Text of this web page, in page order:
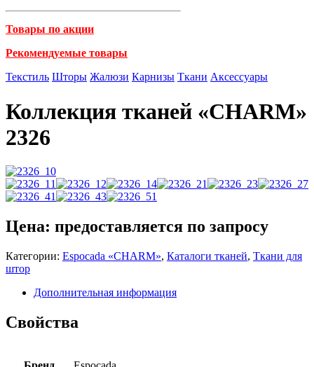
Товары по акции
Рекомендуемые товары
Текстиль Шторы Жалюзи Карнизы Ткани Аксессуары
Коллекция тканей «CHARM»
2326
Цена: предоставляется по запросу
Категории: Espocadа «CHARM», Каталоги тканей, Ткани для
штор
Дополнительная информация
Свойства